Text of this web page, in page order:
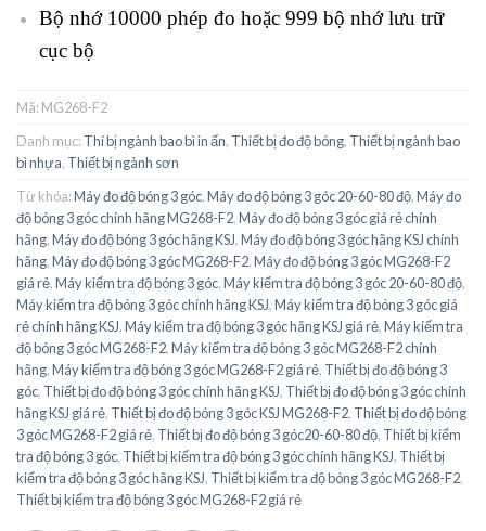
Bộ nhớ 10000 phép đo hoặc 999 bộ nhớ lưu trữ
cục bộ
Mã: MG268-F2
Danh mục: Thí bị ngành bao bì in ấn, Thiết bị đo độ bóng, Thiết bị ngành bao
bì nhựa, Thiết bị ngành sơn
Từ khóa:Máy đo độ bóng 3 góc,Máy đo độ bóng 3 góc 20-60-80 độ,Máy đo
độ bóng 3 góc chính hãng MG268-F2,Máy đo độ bóng 3 góc giá rẻ chính
hãng,Máy đo độ bóng 3 góc hãng KSJ,Máy đo độ bóng 3 góc hãng KSJ chính
hãng,Máy đo độ bóng 3 góc MG268-F2,Máy đo độ bóng 3 góc MG268-F2
giá rẻ,Máy kiểm tra độ bóng 3 góc,Máy kiểm tra độ bóng 3 góc 20-60-80 độ,
Máy kiểm tra độ bóng 3 góc chính hãng KSJ,Máy kiểm tra độ bóng 3 góc giá
rẻ chính hãng KSJ,Máy kiểm tra độ bóng 3 góc hãng KSJ giá rẻ,Máy kiểm tra
độ bóng 3 góc MG268-F2,Máy kiểm tra độ bóng 3 góc MG268-F2 chính
hãng,Máy kiểm tra độ bóng 3 góc MG268-F2 giá rẻ, Thiết bị đo độ bóng 3
góc, Thiết bị đo độ bóng 3 góc chính hãng KSJ, Thiết bị đo độ bóng 3 góc chính
hãng KSJ giá rẻ, Thiết bị đo độ bóng 3 góc KSJ MG268-F2, Thiết bị đo độ bóng
3 góc MG268-F2 giá rẻ, Thiết bị đo độ bóng 3 góc20-60-80 độ, Thiết bị kiểm
tra độ bóng 3 góc, Thiết bị kiểm tra độ bóng 3 góc chính hãng KSJ, Thiết bị
kiểm tra độ bóng 3 góc hãng KSJ, Thiết bị kiểm tra độ bóng 3 góc MG268-F2,
Thiết bị kiểm tra độ bóng 3 góc MG268-F2 giá rẻ